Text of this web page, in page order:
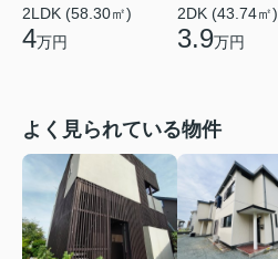
2LDK (58.30㎡)
4万円
2DK (43.74㎡)
3.9万円
よく見られている物件